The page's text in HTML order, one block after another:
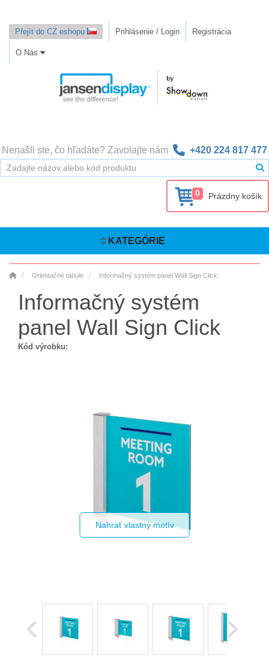
Přejít do CZ eshopu Prihlásenie / Login Registrácia
O Nás
Nenašli ste, čo hľadáte? Zavolajte nám +420 224 817 477
0 Prázdny košík
KATEGÓRIE
Orientačné tabule Informačný systém panel Wall Sign Click
Informačný systém
panel Wall Sign Click
Kód výrobku:
Nahrať vlastný motív